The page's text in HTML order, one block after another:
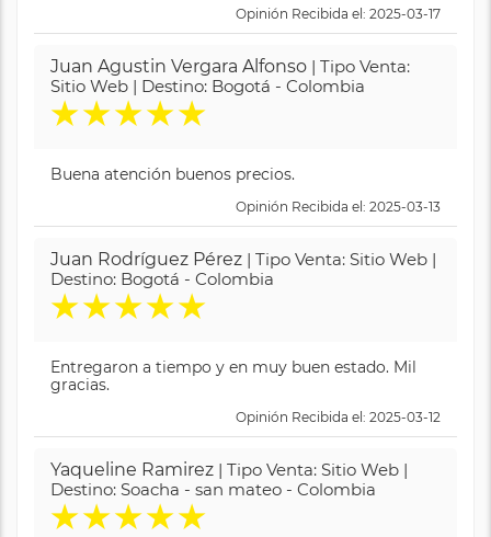
Opinión Recibida el: 2025-03-17
Juan Agustin Vergara Alfonso | Tipo Venta:
Sitio Web | Destino: Bogotá - Colombia
★★★★★
Buena atención buenos precios.
Opinión Recibida el: 2025-03-13
Juan Rodríguez Pérez | Tipo Venta: Sitio Web |
Destino: Bogotá - Colombia
★★★★★
Entregaron a tiempo y en muy buen estado. Mil
gracias.
Opinión Recibida el: 2025-03-12
Yaqueline Ramirez | Tipo Venta: Sitio Web |
Destino: Soacha - san mateo - Colombia
★★★★★